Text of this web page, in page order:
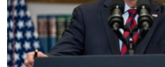
ᲛᲝᲚᲐᲞᲐᲠᲐᲙᲔ ᲢᲔᲥᲡᲢᲔᲑᲘ
ᲨᲘᲜ - ᲣᲪᲮᲝᲔᲗᲨᲘ
ᲚᲘᲢᲔᲠᲐᲢᲣᲠᲣᲚᲘ ᲬᲐᲮᲜᲐᲒᲔᲑᲘ
ᲩᲔᲛᲘ ᲡᲘᲙᲕᲓᲘᲚᲘᲡ ᲛᲘᲖᲔᲖᲘᲐ COVID-19
11 ᲬᲔᲚᲘ - 11 ᲐᲛᲑᲐᲕᲘ
ᲡᲐᲞᲐᲠᲚᲐᲛᲔᲜᲢᲝ ᲐᲠᲩᲔᲕᲜᲔᲑᲘᲡ ᲘᲡᲢᲝᲠᲘᲐ
ᲒᲐᲛᲝᲘᲬᲔᲠᲔ